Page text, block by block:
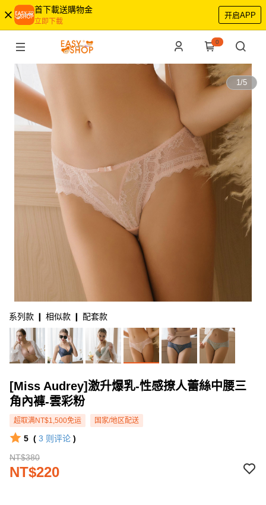
首下載送購物金
立即下載
开启APP
0
1/5
系列款 ❙ 相似款 ❙ 配套款
[Miss Audrey]激升爆乳-性感撩人蕾絲中腰三
角內褲-雲彩粉
超取满NT$1,500免运 国家/地区配送
5 ( 3 则评论 )
NT$380
NT$220